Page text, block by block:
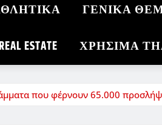
ΓΕΝΙΚΑ
ESTATE ΧΡΗΣΙΜΑ
που φέρνουν 65.000